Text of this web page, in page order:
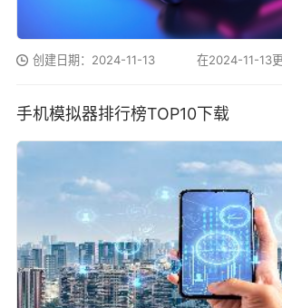
创建日期：2024-11-13 在2024-11-13
手机模拟器排行榜TOP10下载